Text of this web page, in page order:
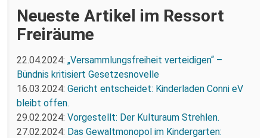
Neueste Artikel im Ressort
Freiräume
22.04.2024: „Versammlungsfreiheit verteidigen“ –
Bündnis kritisiert Gesetzesnovelle
16.03.2024: Gericht entscheidet: Kinderladen Conni eV
bleibt offen.
29.02.2024: Vorgestellt: Der Kulturaum Strehlen.
27.02.2024: Das Gewaltmonopol im Kindergarten: